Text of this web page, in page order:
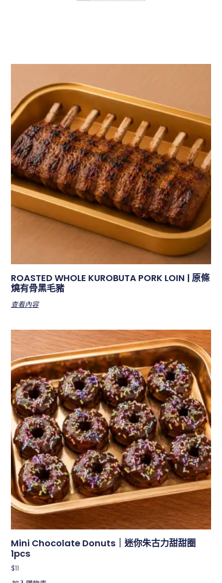
ROASTED WHOLE KUROBUTA PORK LOIN | 原條
燒有骨黑毛豬
查看內容
Mini Chocolate Donuts｜迷你朱古力甜甜圈
1pcs
$11